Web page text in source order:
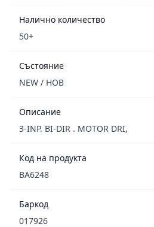
Налично количество
50+
Състояние
NEW / НОВ
Описание
3-INP. BI-DIR . MOTOR DRI,
Код на продукта
BA6248
Баркод
017926